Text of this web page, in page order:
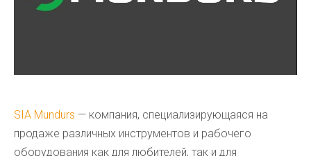
SIA Mundurs — компания, специализирующаяся на
продаже различных инструментов и рабочего
оборудования как для любителей, так и для